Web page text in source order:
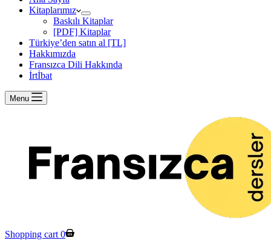
Kitaplarımız
Baskılı Kitaplar
[PDF] Kitaplar
Türkiye’den satın al [TL]
Hakkımızda
Fransızca Dili Hakkında
İrtİbat
Menu
Shopping cart 0